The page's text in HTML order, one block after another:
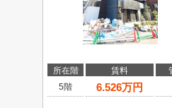
所在階 賃料
5階
6.526万円